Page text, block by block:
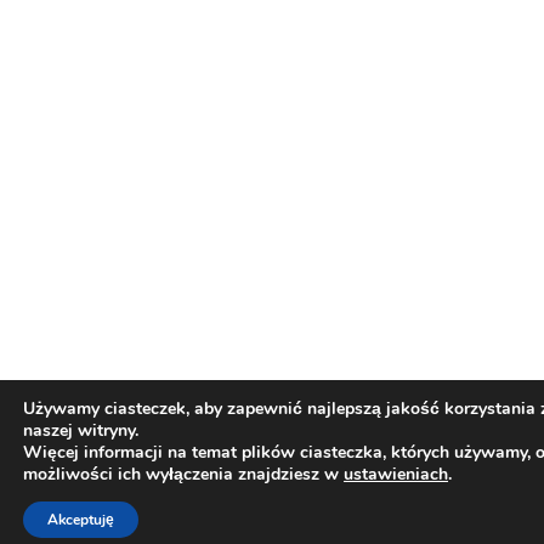
Używamy ciasteczek, aby zapewnić najlepszą jakość korzystania
naszej witryny.
Więcej informacji na temat plików ciasteczka, których używamy,
możliwości ich wyłączenia znajdziesz w ustawieniach.
Akceptuję